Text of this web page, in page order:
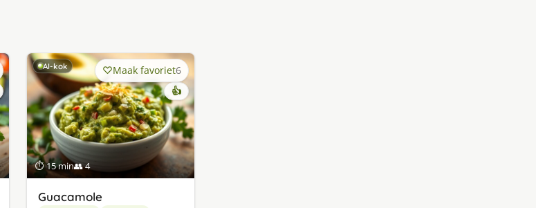
AI-kok
⏱ 15 min👥 4
Maak favoriet6
👍
Guacamole